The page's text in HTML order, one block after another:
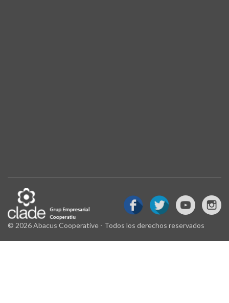
© 2026 Abacus Cooperative - Todos los derechos reservados